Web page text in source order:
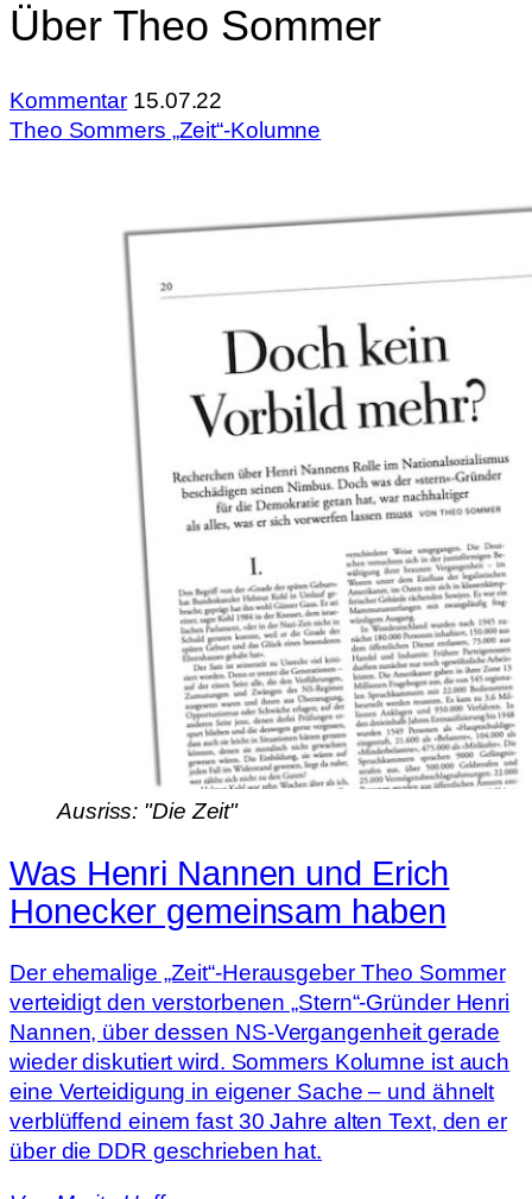
Über Theo Sommer
Kommentar 15.07.22
Theo Sommers „Zeit“-Kolumne
Ausriss: "Die Zeit"
Was Henri Nannen und Erich
Honecker gemeinsam haben
Der ehemalige „Zeit“-Herausgeber Theo Sommer
verteidigt den verstorbenen „Stern“-Gründer Henri
Nannen, über dessen NS-Vergangenheit gerade
wieder diskutiert wird. Sommers Kolumne ist auch
eine Verteidigung in eigener Sache – und ähnelt
verblüffend einem fast 30 Jahre alten Text, den er
über die DDR geschrieben hat.